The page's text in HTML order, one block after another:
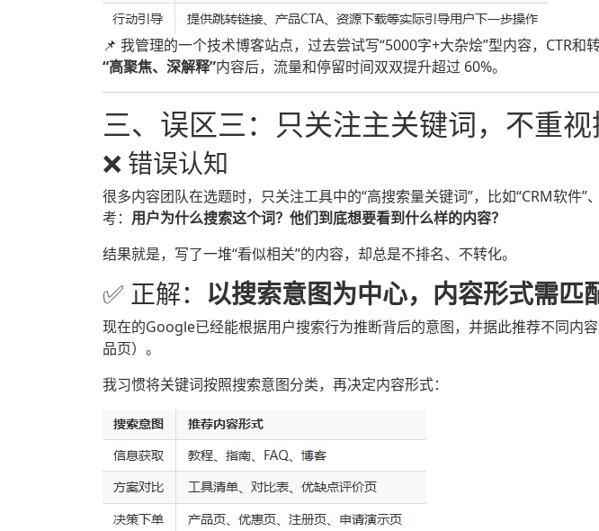
📌 我管理的一个技术博客站点，过去尝试写“5000字+大杂烩”型内容，CTR和
“高聚焦、深解释”内容后，流量和停留时间双双提升超过 60%。
三、误区三：只关注主关键词，不重
❌ 错误认知
很多内容团队在选题时，只关注工具中的“高搜索量关键词”，比如“CRM软件”
考： 用户为什么搜索这个词？他们到底想要看到什么样的内容？
结果就是，写了一堆“看似相关”的内容，却总是不排名、不转化。
✅ 正解： 以搜索意图为中心，内容形式需匹
现在的Google已经能根据用户搜索行为推断背后的意图，并据此推荐不同内
品页）。
我习惯将关键词按照搜索意图分类，再决定内容形式：